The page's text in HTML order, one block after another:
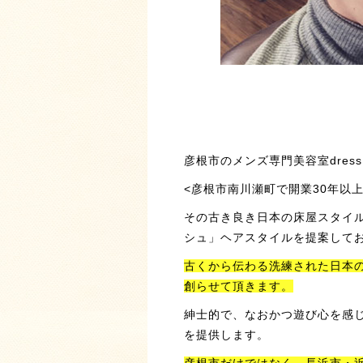
彦根市のメンズ専門美容室
<彦根市南川瀬町で開業30年以
その古き良き日本の床屋スタイ
シュ」ヘアスタイルを提案して
古くから伝わる洗練された日本
創らせて頂きます。
紳士的で、なおかつ遊び心を感
を提供します。